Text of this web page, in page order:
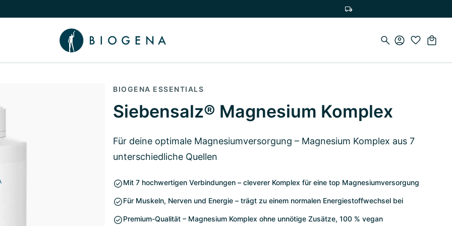
Wissen umschalten
BIOGENA ESSENTIALS
Siebensalz® Magnesium Komplex
Für deine optimale Magnesiumversorgung – Magnesium Komplex aus 7
unterschiedliche Quellen
Mit 7 hochwertigen Verbindungen – cleverer Komplex für eine top Magnesiumversorgung
Für Muskeln, Nerven und Energie – trägt zu einem normalen Energiestoffwechsel bei
Premium-Qualität – Magnesium Komplex ohne unnötige Zusätze, 100 % vegan